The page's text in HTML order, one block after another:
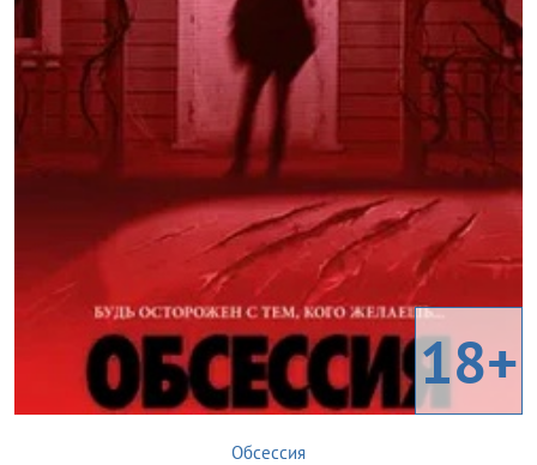
18+
Обсессия